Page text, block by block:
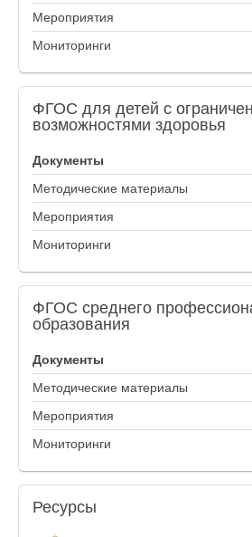
Мероприятия
Мониторинги
ФГОС для детей с
возможностями здоровья
Документы
Методические материалы
Мероприятия
Мониторинги
ФГОС среднего
образования
Документы
Методические материалы
Мероприятия
Мониторинги
Ресурсы